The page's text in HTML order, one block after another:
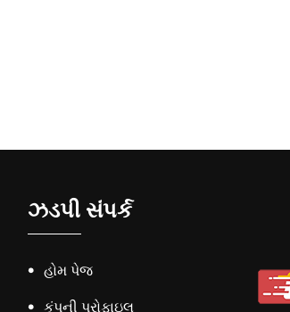
ઝડપી સંપર્ક
હોમ પેજ
કંપની પ્રોફાઇલ